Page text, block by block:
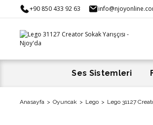
+90 850 433 92 63
Ses Sistemleri
Anasayfa Oyuncak Lego Lego 31127